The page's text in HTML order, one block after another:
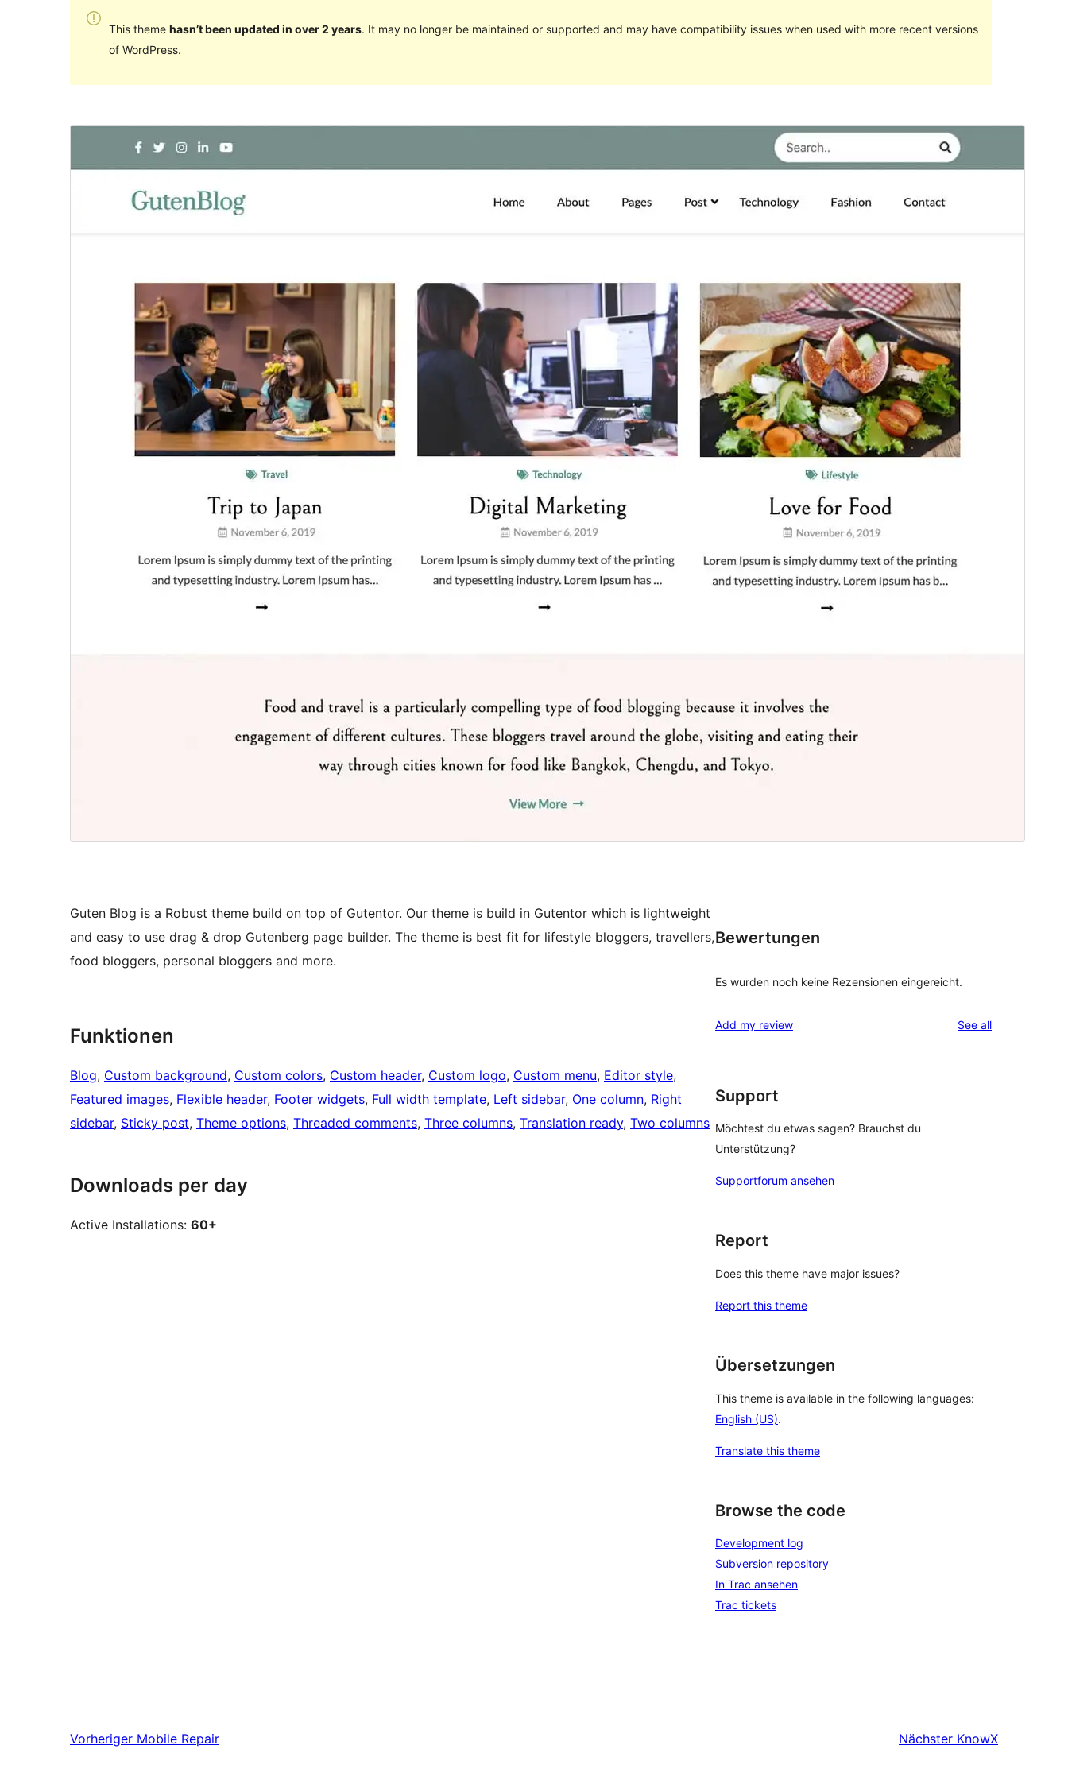
This theme hasn’t been updated in over 2 years. It may no longer be maintained or supported and may have compatibility issues when used with more recent versions
of WordPress.
Download
Version
1.1.1
Active installations
Guten Blog is a Robust theme build on top of Gutentor. Our theme is build in Gutentor which is lightweight
and easy to use drag & drop Gutenberg page builder. The theme is best fit for lifestyle bloggers, travellers,
food bloggers, personal bloggers and more.
Funktionen
Blog, Custom background, Custom colors, Custom header, Custom logo, Custom menu, Editor style
Featured images, Flexible header, Footer widgets, Full width template, Left sidebar, One column, Right
sidebar, Sticky post, Theme options, Threaded comments, Three columns, Translation ready, Two columns
Downloads per day
Active Installations: 60+
Bewertungen
Es wurden noch keine Rezensionen eingereicht.
Add my review See allreviews
Support
Möchtest du etwas sagen? Brauchst du
Unterstützung?
Supportforum ansehen
Report
Does this theme have major issues?
Report this theme
Übersetzungen
This theme is available in the following languages:
English (US).
Translate this theme
Browse the code
Development log
Subversion repository
In Trac ansehen
Trac tickets
Vorheriger Mobile Repair Nächster KnowX